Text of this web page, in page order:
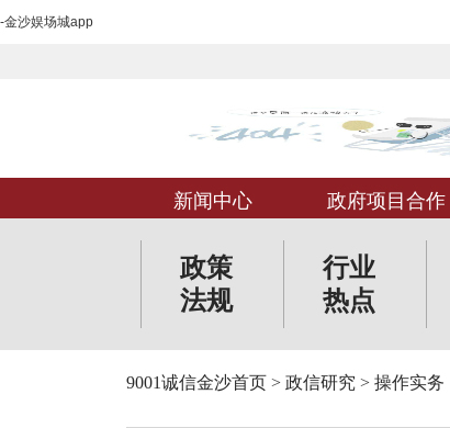
-金沙娱场城app
新闻中心 政府项目合作
政策
法规
行业
热点
9001诚信金沙首页 > 政信研究 > 操作实务